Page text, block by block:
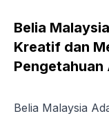
Belia
Kreatif dan
Pengetahuan
Belia Malaysia